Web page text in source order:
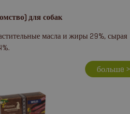
для собак
масла и жиры 29%, сырая
большe >